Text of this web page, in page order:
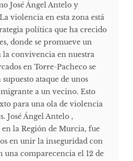
José Ángel Antelo y
violencia en esta zona está
política que ha crecido
donde se promueve un
la convivencia en nuestra
en Torre-Pacheco se
ataque de unos
a un vecino. Esto
para una ola de violencia
José Ángel Antelo ,
la Región de Murcia, fue
en unir la inseguridad con
comparecencia el 12 de